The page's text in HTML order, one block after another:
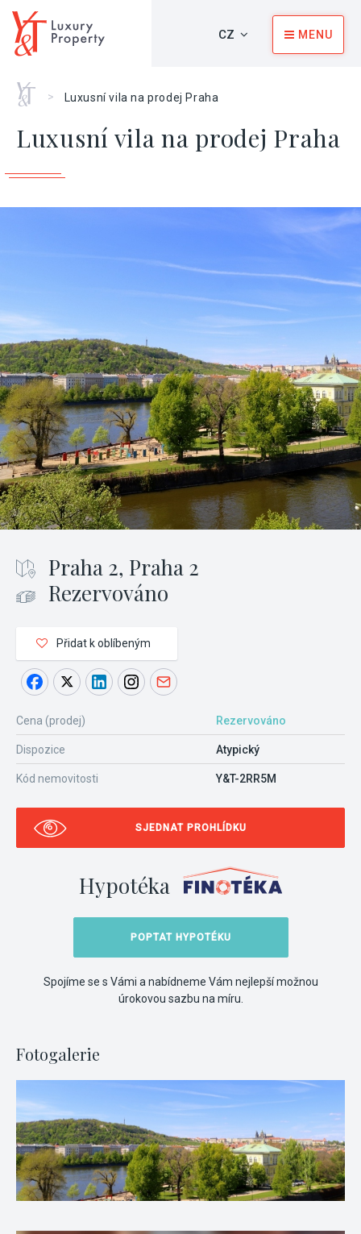
CZ MENU
Home
> Luxusní vila na prodej Praha
Luxusní vila na prodej Praha
Praha 2, Praha 2
Rezervováno
Přidat k oblíbeným
Cena (prodej) Rezervováno
Dispozice Atypický
Kód nemovitosti Y&T-2RR5M
SJEDNAT PROHLÍDKU
Hypotéka
POPTAT HYPOTÉKU
Spojíme se s Vámi a nabídneme Vám nejlepší možnou
úrokovou sazbu na míru.
Fotogalerie